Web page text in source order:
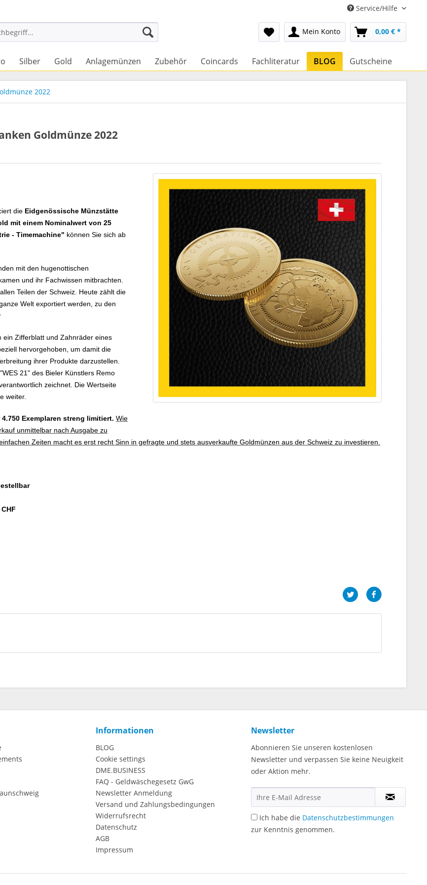
Service/Hilfe
Mein Konto 0,00 € *
Silber Gold Anlagemünzen Zubehör Coincards Fachliteratur BLOG Gutscheine
2022
Goldmünze 2022
die Eidgenössische Münzstätte
mit einem Nominalwert von 25
- Timemachine" können Sie sich ab
mit den hugenottischen
und ihr Fachwissen mitbrachten.
Teilen der Schweiz. Heute zählt die
Welt exportiert werden, zu den
ein Zifferblatt und Zahnräder eines
hervorgehoben, um damit die
ihrer Produkte darzustellen.
21" des Bieler Künstlers Remo
zeichnet. Die Wertseite
weiter.
Exemplaren streng limitiert. Wie
unmittelbar nach Ausgabe zu
Zeiten macht es erst recht Sinn in gefragte und stets ausverkaufte Goldmünzen aus der Schweiz zu investieren.
Informationen
BLOG
Cookie settings
DME.BUSINESS
FAQ - Geldwäschegesetz GwG
Newsletter Anmeldung
Versand und Zahlungsbedingungen
Widerrufsrecht
Datenschutz
AGB
Impressum
Newsletter
Abonnieren Sie unseren kostenlosen
Newsletter und verpassen Sie keine Neuigkeit
oder Aktion mehr.
Ich habe die Datenschutzbestimmungen
zur Kenntnis genommen.